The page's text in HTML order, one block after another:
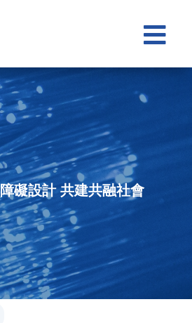

礙設計 共建共融社會